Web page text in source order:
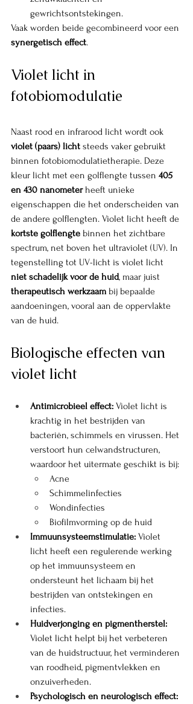
gewrichtsontstekingen.
Vaak worden beide gecombineerd voor een
synergetisch effect.
Violet licht in
fotobiomodulatie
Naast rood en infrarood licht wordt ook
violet (paars) licht steeds vaker gebruikt
binnen fotobiomodulatietherapie. Deze
kleur licht met een golflengte tussen 405
en 430 nanometer heeft unieke
eigenschappen die het onderscheiden van
de andere golflengten. Violet licht heeft de
kortste golflengte binnen het zichtbare
spectrum, net boven het ultraviolet (UV). In
tegenstelling tot UV-licht is violet licht
niet schadelijk voor de huid, maar juist
therapeutisch werkzaam bij bepaalde
aandoeningen, vooral aan de oppervlakte
van de huid.
Biologische effecten van
violet licht
Antimicrobieel effect: Violet licht is
krachtig in het bestrijden van
bacteriën, schimmels en virussen. Het
verstoort hun celwandstructuren,
waardoor het uitermate geschikt is bij:
Acne
Schimmelinfecties
Wondinfecties
Biofilmvorming op de huid
Immuunsysteemstimulatie: Violet
licht heeft een regulerende werking
op het immuunsysteem en
ondersteunt het lichaam bij het
bestrijden van ontstekingen en
infecties.
Huidverjonging en pigmentherstel:
Violet licht helpt bij het verbeteren
van de huidstructuur, het verminderen
van roodheid, pigmentvlekken en
onzuiverheden.
Psychologisch en neurologisch effect: